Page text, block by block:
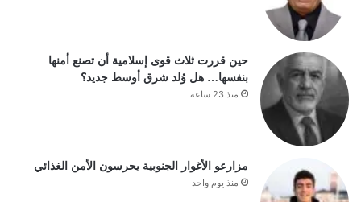
حين قررت ثلاث قوى إسلامية أن تصنع أمنها
بنفسها… هل وُلد شرق أوسط جديد؟
منذ 23 ساعة
مزارعو الأغوار الجنوبية يحرسون الأمن الغذائي
منذ يوم واحد